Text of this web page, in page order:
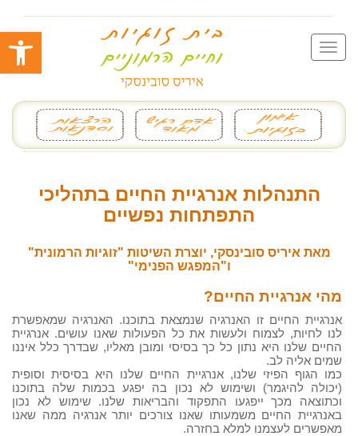
פתח
התנהלות אנרגיית החיים בתהליכי
התפתחות נפשיים
מאת איריס סובינסקי, יוצרת השיטות "זוגיות הרמונית"
ו"המפגש הפנימי"
מהי אנרגיית החיים?
אנרגיית החיים זו האנרגיה שנמצאת בתוכנו. האנרגיה שמאפשרת
לנו לחיות, לצמוח ולעשות את כל הפעולות שאנו עושים. אנרגיית
החיים שלנו היא נתון כל כך בסיסי ומובן מאליו, שבדרך כלל איננו
שמים אליה לב.
כמו הגוף הפיזי שלנו, אנרגיית החיים שלנו היא בסיסית וסופית
(יכולה להיגמר) ושימוש לא נכון בה יפגע בכמות שלה בתוכנו
וכתוצאה מכך ייפגעו התפקוד והבריאות שלנו. שימוש לא נכון
באנרגיית החיים משמעותו שאנו צורכים יותר אנרגיה ממה שאנו
מאפשרים לעצמנו למלא בחזרה.